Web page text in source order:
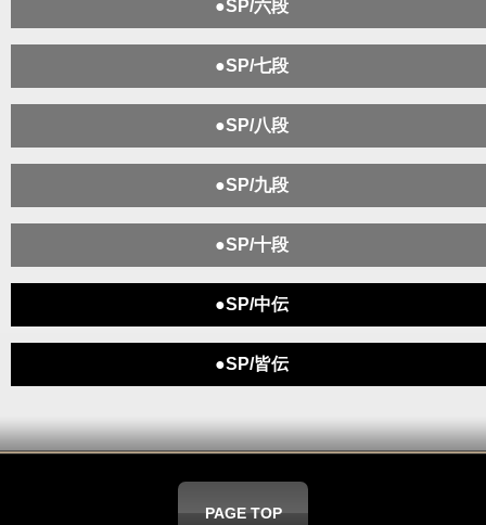
●SP/六段
●SP/七段
●SP/八段
●SP/九段
●SP/十段
●SP/中伝
●SP/皆伝
PAGE TOP